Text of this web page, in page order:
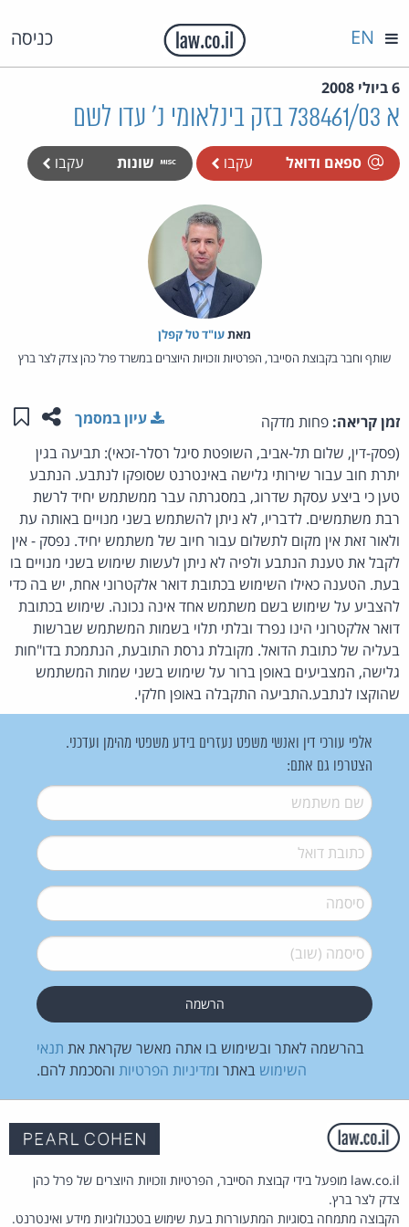
כניסה EN
6 ביולי 2008
א 738461/03 בזק בינלאומי נ' עדו לשם
ספאם ודואל עקבו שונות עקבו
מאת‏עו"ד טל קפלן
שותף וחבר בקבוצת הסייבר, הפרטיות וזכויות היוצרים במשרד פרל כהן צדק לצר ברץ
זמן קריאה: פחות מדקה שתפו
עיון במסמך
(פסק-דין, שלום תל-אביב, השופטת סיגל רסלר-זכאי): תביעה בגין
יתרת חוב עבור שירותי גלישה באינטרנט שסופקו לנתבע. הנתבע
טען כי ביצע עסקת שדרוג, במסגרתה עבר ממשתמש יחיד לרשת
רבת משתמשים. לדבריו, לא ניתן להשתמש בשני מנויים באותה עת
ולאור זאת אין מקום לתשלום עבור חיוב של משתמש יחיד. נפסק - אין
לקבל את טענת הנתבע ולפיה לא ניתן לעשות שימוש בשני מנויים בו
בעת. הטענה כאילו השימוש בכתובת דואר אלקטרוני אחת, יש בה כדי
להצביע על שימוש בשם משתמש אחד אינה נכונה. שימוש בכתובת
דואר אלקטרוני הינו נפרד ובלתי תלוי בשמות המשתמש שברשות
בעליה של כתובת הדואל. מקובלת גרסת התובעת, הנתמכת בדו"חות
גלישה, המצביעים באופן ברור על שימוש בשני שמות המשתמש
שהוקצו לנתבע.התביעה התקבלה באופן חלקי.
אלפי עורכי דין ואנשי משפט נעזרים בידע משפטי מהימן ועדכני.
הצטרפו גם אתם:
שם משתמש*
דואל*
סיסמה*
סיסמה (שוב)*
בהרשמה לאתר ובשימוש בו אתה מאשר שקראת את תנאי
השימוש באתר ומדיניות הפרטיות והסכמת להם.
law.co.il מופעל בידי קבוצת הסייבר, הפרטיות וזכויות היוצרים של פרל כהן
צדק לצר ברץ.
הקבוצה מתמחה בסוגיות המתעוררות בעת שימוש בטכנולוגיות מידע ואינטרנט.